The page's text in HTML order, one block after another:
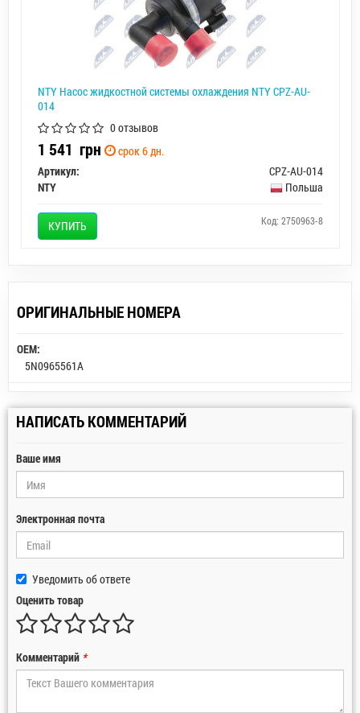
NTY Насос жидкостной системы охлаждения NTY CPZ-AU-
014
0 отзывов
1 541 грн
срок 6 дн.
Артикул:
CPZ-AU-014
NTY
Польша
КУПИТЬ Код: 2750963-8
ОРИГИНАЛЬНЫЕ НОМЕРА
OEM:
5N0965561A
НАПИСАТЬ КОММЕНТАРИЙ
Ваше имя
Электронная почта
Уведомить об ответе
Оценить товар
Комментарий *